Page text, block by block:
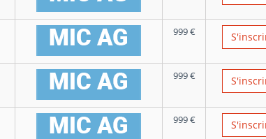
999€
999€
999€